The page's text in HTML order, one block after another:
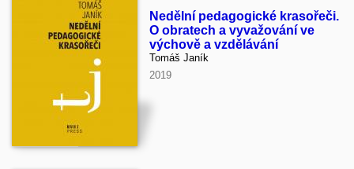
Nedělní pedagogické krasořeči.
O obratech a vyvažování ve
výchově a vzdělávání
Tomáš Janík
2019